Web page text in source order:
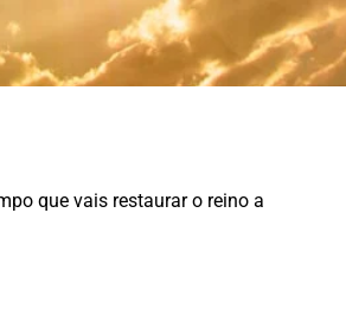
que vais restaurar o reino a